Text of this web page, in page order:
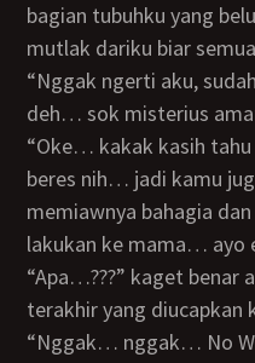
bagian tubuhku yang
mutlak dariku biar
“Nggak ngerti aku, sudah ngomong yang jelas saja
deh… sok misterius
“Oke… kakak kasih tahu ya, memiaw kakak belum
beres nih… jadi kamu
memiawnya bahagia
lakukan ke mama… ayo
“Apa…???” kaget benar aku mendengar kalimat
terakhir yang diucapkan
“Nggak… nggak… No Way kak. Lagian kenapa harus